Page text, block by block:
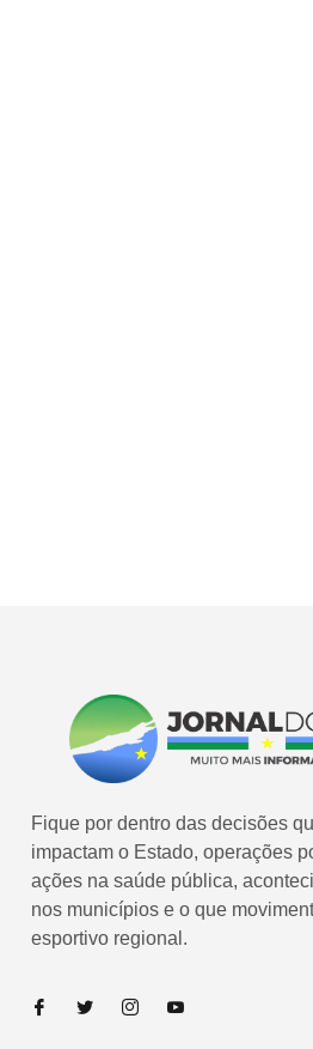
Fique por dentro das decisões
impactam o Estado, operações
ações na saúde pública,
nos municípios e o que
esportivo regional.